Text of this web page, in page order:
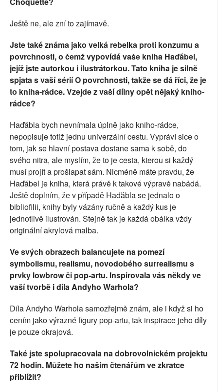
Ještě ne, ale zní to zajímavě.
Jste také známa jako velká rebelka proti konzumu a
povrchnosti, o čemž vypovídá vaše kniha Haďábel,
jejíž jste autorkou i ilustrátorkou. Tato kniha je silně
spjata s vaší sérií O povrchnosti, takže se dá říci, že je
to kniha-rádce. Vzejde z vaší dílny opět nějaký kniho-
rádce?
Haďábla bych nevnímala úplně jako kniho-rádce,
nepopisuje totiž jednu univerzální cestu. Vypráví sice o
tom, jak se hlavní postava dostane sama k sobě, do
svého nitra, ale myslím, že to je cesta, kterou si každý
musí projít a prošlapat sám. Nicméně máte pravdu, že
Haďábel je kniha, která právě k takové výpravě nabádá.
Ještě doplním, že v případě Haďábla se jednalo o
bibliofilii, knihy byly vázány ručně a každý kus je
jednotlivě ilustrován. Stejně tak je každá obálka vždy
originální akrylová malba.
Ve svých obrazech balancujete na pomezí
symbolismu, realismu, novodobého surrealismu s
prvky lowbrow či pop-artu. Inspirovala vás někdy ve
vaší tvorbě i díla Andyho Warhola?
Díla Andyho Warhola samozřejmě znám, ale i když si ho
cením jako výrazné figury pop-artu, tak inspirace jeho díly
je pouze okrajová.
Také jste spolupracovala na dobrovolnickém projektu
72 hodin. Můžete ho našim čtenářům ve zkratce
přiblížit?